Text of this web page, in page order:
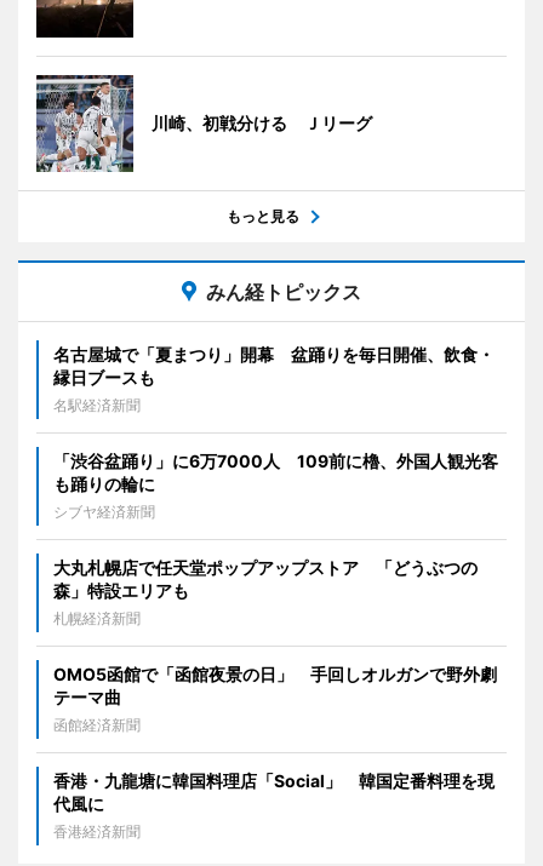
川崎、初戦分ける Ｊリーグ
もっと見る
みん経トピックス
名古屋城で「夏まつり」開幕 盆踊りを毎日開催、飲食・
縁日ブースも
名駅経済新聞
「渋谷盆踊り」に6万7000人 109前に櫓、外国人観光客
も踊りの輪に
シブヤ経済新聞
大丸札幌店で任天堂ポップアップストア 「どうぶつの
森」特設エリアも
札幌経済新聞
OMO5函館で「函館夜景の日」 手回しオルガンで野外劇
テーマ曲
函館経済新聞
香港・九龍塘に韓国料理店「Social」 韓国定番料理を現
代風に
香港経済新聞